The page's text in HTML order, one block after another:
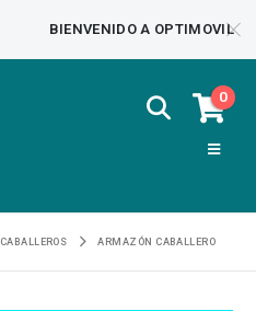
BIENVENIDO A OPTIMOVIL
0
CABALLEROS ARMAZÓN CABALLERO